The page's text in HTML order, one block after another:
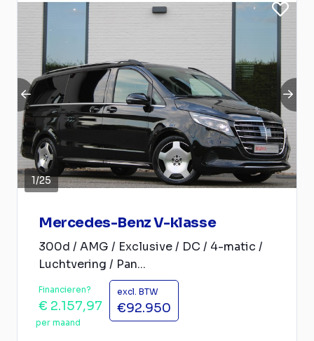
1/25
Mercedes-Benz V-klasse
300d / AMG / Exclusive / DC / 4-matic /
Luchtvering / Pan...
Financieren?
€ 2.157,97
per maand
excl. BTW
€92.950